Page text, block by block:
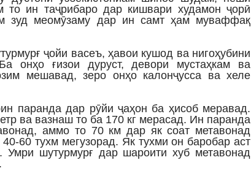
то ин таҷрибаро дар кишвари худамон ҷорӣ
зуд меомӯзаму дар ин самт ҳам муваффақ
ҷойи васеъ, ҳавои кушод ва нигоҳубини
онҳо ғизои дуруст, девори мустаҳкам ва
мешавад, зеро онҳо калонҷусса ва хеле
паранда дар рӯйи ҷаҳон ба ҳисоб меравад.
ва вазнаш то ба 170 кг мерасад. Ин паранда
аммо то 70 км дар як соат метавонад
60 тухм мегузорад. Як тухми он баробар аст
Умри шутурмурғ дар шароити хуб метавонад